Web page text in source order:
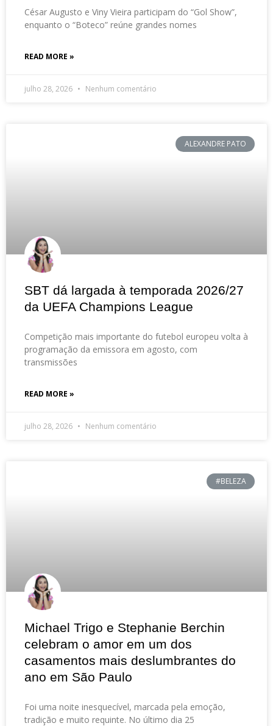
César Augusto e Viny Vieira participam do “Gol Show”,
enquanto o “Boteco” reúne grandes nomes
READ MORE »
julho 28, 2026 Nenhum comentário
ALEXANDRE PATO
SBT dá largada à temporada 2026/27
da UEFA Champions League
Competição mais importante do futebol europeu volta à
programação da emissora em agosto, com
transmissões
READ MORE »
julho 28, 2026 Nenhum comentário
#BELEZA
Michael Trigo e Stephanie Berchin
celebram o amor em um dos
casamentos mais deslumbrantes do
ano em São Paulo
Foi uma noite inesquecível, marcada pela emoção,
tradição e muito requinte. No último dia 25